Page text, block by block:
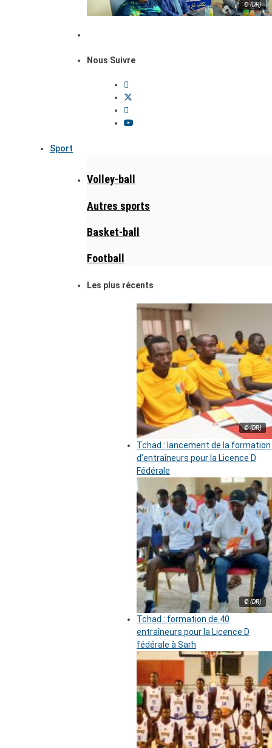
© (DR)
Nous Suivre
Sport
Volley-ball
Autres sports
Basket-ball
Football
Les plus récents
© (DR)
Tchad : lancement de la formation
d’entraîneurs pour la Licence D
Fédérale
© (DR)
Tchad : formation de 40
entraîneurs pour la Licence D
fédérale à Sarh